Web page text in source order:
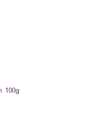
100g